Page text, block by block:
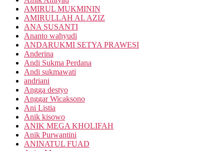
AMIRUL MUKMININ
AMIRULLAH AL AZIZ
ANA SUSANTI
Ananto wahyudi
ANDARUKMI SETYA PRAWESI
Anderina
Andi Sukma Perdana
Andi sukmawati
andriani
Angga destyo
Anggar Wicaksono
Ani Listia
Anik kisowo
ANIK MEGA KHOLIFAH
Anik Purwantini
ANINATUL FUAD